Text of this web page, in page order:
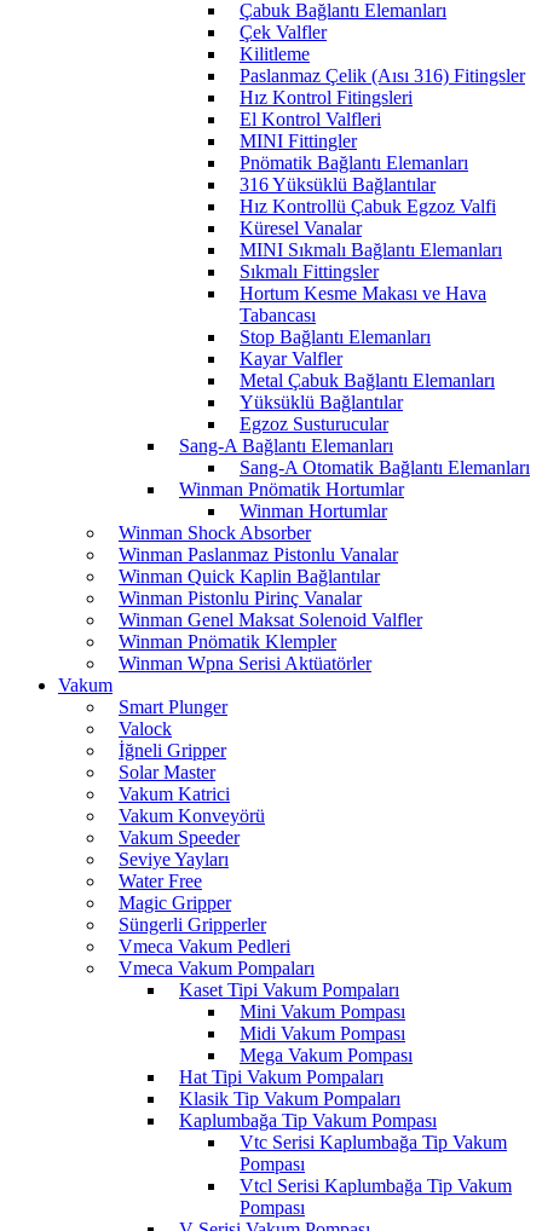
Çabuk Bağlantı Elemanları
Çek Valfler
Kilitleme
Paslanmaz Çelik (Aısı 316) Fitingsler
Hız Kontrol Fitingsleri
El Kontrol Valfleri
MINI Fittingler
Pnömatik Bağlantı Elemanları
316 Yüksüklü Bağlantılar
Hız Kontrollü Çabuk Egzoz Valfi
Küresel Vanalar
MINI Sıkmalı Bağlantı Elemanları
Sıkmalı Fittingsler
Hortum Kesme Makası ve Hava
Tabancası
Stop Bağlantı Elemanları
Kayar Valfler
Metal Çabuk Bağlantı Elemanları
Yüksüklü Bağlantılar
Egzoz Susturucular
Sang-A Bağlantı Elemanları
Sang-A Otomatik Bağlantı Elemanları
Winman Pnömatik Hortumlar
Winman Hortumlar
Winman Shock Absorber
Winman Paslanmaz Pistonlu Vanalar
Winman Quick Kaplin Bağlantılar
Winman Pistonlu Pirinç Vanalar
Winman Genel Maksat Solenoid Valfler
Winman Pnömatik Klempler
Winman Wpna Serisi Aktüatörler
Vakum
Smart Plunger
Valock
İğneli Gripper
Solar Master
Vakum Katrici
Vakum Konveyörü
Vakum Speeder
Seviye Yayları
Water Free
Magic Gripper
Süngerli Gripperler
Vmeca Vakum Pedleri
Vmeca Vakum Pompaları
Kaset Tipi Vakum Pompaları
Mini Vakum Pompası
Midi Vakum Pompası
Mega Vakum Pompası
Hat Tipi Vakum Pompaları
Klasik Tip Vakum Pompaları
Kaplumbağa Tip Vakum Pompası
Vtc Serisi Kaplumbağa Tip Vakum
Pompası
Vtcl Serisi Kaplumbağa Tip Vakum
Pompası